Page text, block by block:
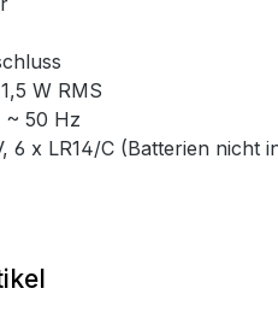
W RMS
~ 50 Hz
6 x LR14/C (Batterien nicht